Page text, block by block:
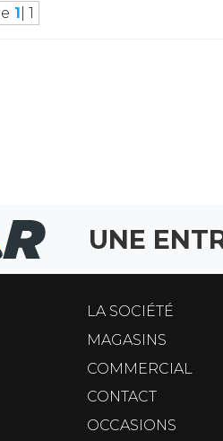
1 | 1
UNE
LA SOCIÉTÉ
MAGASINS
COMMERCIAL
CONTACT
OCCASIONS